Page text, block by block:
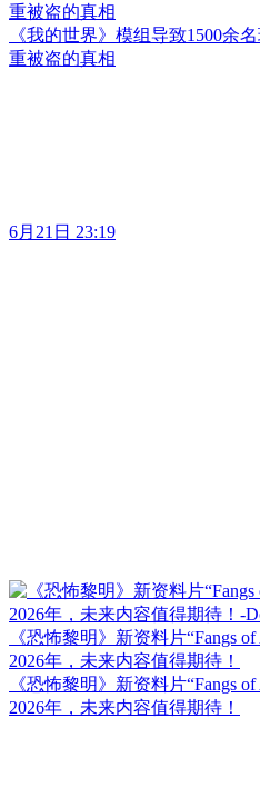
重被盗的真相
《我的世界》模组导致1500余
重被盗的真相
6月21日 23:19
《恐怖黎明》新资料片“Fangs
2026年，未来内容值得期待！
《恐怖黎明》新资料片“Fangs
2026年，未来内容值得期待！